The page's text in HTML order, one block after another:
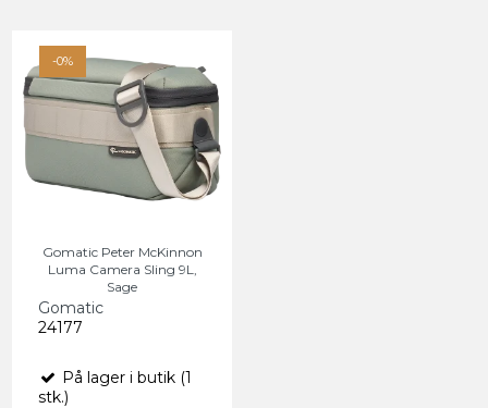
-0%
Gomatic Peter McKinnon
Luma Camera Sling 9L,
Sage
Gomatic
24177
På lager i butik (1
stk.)